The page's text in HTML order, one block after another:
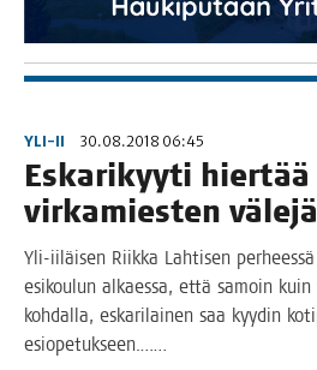
YLI-II 30.08.2018 06:45
Eska­ri­kyy­ti hier­tää
vir­ka­mies­ten
Yli-iiläi­­sen Riik­ka Lah­ti­sen
esi­kou­lun alkaes­sa, että samoin
koh­dal­la, eska­ri­lai­nen saa kyy­din
esiopetukseen.……